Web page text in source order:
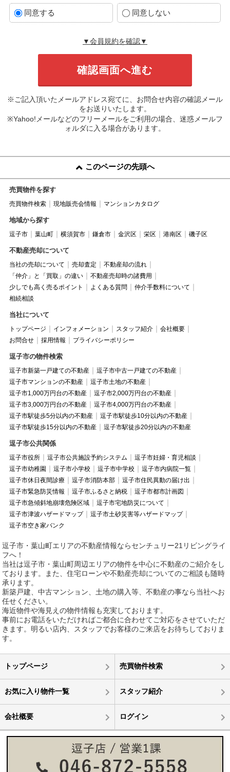
同意する 同意しない
▼会員規約を確認▼
※ご記入頂いたメールアドレス宛てに、お問合せ内容の確認メール
をお送りいたします。
※Yahoo!メールなどのフリーメールをご利用の場合、迷惑メールフ
ォルダに入る場合があります。
このページの先頭へ
売買物件を探す
売買物件検索 現地販売会情報 マンションカタログ
地域から探す
逗子市 葉山町 横須賀市 鎌倉市 金沢区 栄区 港南区 磯子区
不動産売却について
当社の売却について 売却査定
不動産却の流れ
「仲介」と「買取」の違い
不動産売却時の諸費用
少しでも高く売るポイント
よくある質問
仲介手数料について
相続相談
当社について
トップページ インフォメーション スタッフ紹介
会社概要
お問合せ
採用情報 プライバシーポリシー
逗子市の物件検索
逗子市新築一戸建ての不動産
逗子市中古一戸建ての不動産
逗子市マンションの不動産
逗子市土地の不動産
逗子市1,000万円台の不動産
逗子市2,000万円台の不動産
逗子市3,000万円台の不動産
逗子市4,000万円台の不動産
逗子市駅徒歩5分以内の不動産
逗子市駅徒歩10分以内の不動産
逗子市駅徒歩15分以内の不動産
逗子市駅徒歩20分以内の不動産
逗子市公共関係
逗子市役所 逗子市公共施設予約システム
逗子市妊婦・育児相談
逗子市幼稚園
逗子市小学校 逗子市中学校
逗子市内病院一覧
逗子市休日夜間診療
逗子市消防本部
逗子市住民異動の届け出
逗子市緊急防災情報
逗子市ふるさと納税
逗子市都市計画図
逗子市急傾斜地崩壊危険区域
逗子市宅地防災について
逗子市津波ハザードマップ
逗子市土砂災害等ハザードマップ
逗子市空き家バンク
逗子市・葉山町エリアの不動産情報ならセンチュリー21リビングライ
フへ！
当社は逗子市・葉山町周辺エリアの物件を中心に不動産のご紹介をし
ております。また、住宅ローンや不動産売却についてのご相談も随時
承ります。
新築戸建、中古マンション、土地の購入等、不動産の事なら当社へお
任せください。
海近物件や海見えの物件情報も充実しております。
事前にお電話をいただければご都合に合わせてご対応をさせていただ
きます。明るい店内、スタッフでお客様のご来店をお待ちしておりま
す。
トップページ 売買物件検索
お気に入り物件一覧 スタッフ紹介
会社概要 ログイン